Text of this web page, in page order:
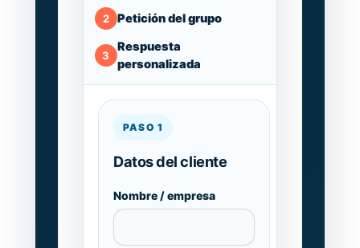
2 Petición del grupo
3
Respuesta
personalizada
PASO 1
Datos del cliente
Nombre / empresa